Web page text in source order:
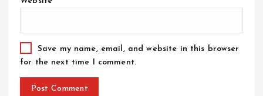
Save my name, email, and website in this browser
for the next time I comment.